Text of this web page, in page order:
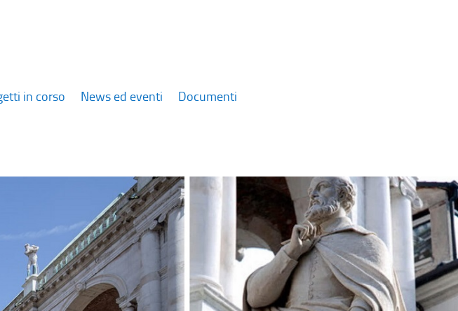
in corso News ed eventi Documenti